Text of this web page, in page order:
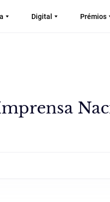
Digital Prémios